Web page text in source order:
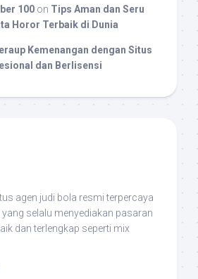
100 on Tips Aman dan Seru
Horor Terbaik di Dunia
Kemenangan dengan Situs
dan Berlisensi
agen judi bola resmi terpercaya
selalu menyediakan pasaran
dan terlengkap seperti mix